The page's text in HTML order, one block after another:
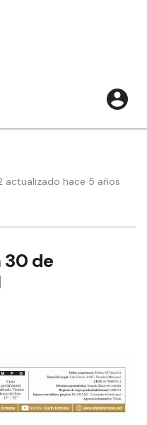
actualizado hace 5 años
30 de